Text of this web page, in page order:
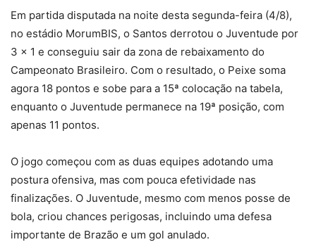
Em partida disputada na noite desta segunda-feira (4/8),
no estádio MorumBIS, o Santos derrotou o Juventude por
3 x 1 e conseguiu sair da zona de rebaixamento do
Campeonato Brasileiro. Com o resultado, o Peixe soma
agora 18 pontos e sobe para a 15ª colocação na tabela,
enquanto o Juventude permanece na 19ª posição, com
apenas 11 pontos.
O jogo começou com as duas equipes adotando uma
postura ofensiva, mas com pouca efetividade nas
finalizações. O Juventude, mesmo com menos posse de
bola, criou chances perigosas, incluindo uma defesa
importante de Brazão e um gol anulado.